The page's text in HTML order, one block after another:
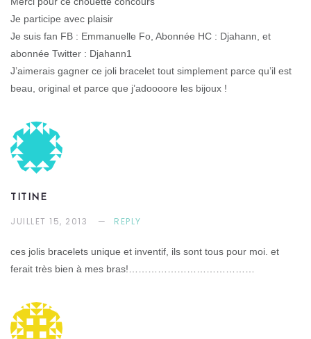
Je participe avec plaisir
Je suis fan FB : Emmanuelle Fo, Abonnée HC : Djahann, et
abonnée Twitter : Djahann1
J’aimerais gagner ce joli bracelet tout simplement parce qu’il est
beau, original et parce que j’adoooore les bijoux !
TITINE
JUILLET 15, 2013 REPLY
ces jolis bracelets unique et inventif, ils sont tous pour moi. et
ferait très bien à mes bras!…………………………………